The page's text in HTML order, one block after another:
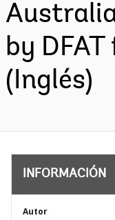
by
(Inglés)
INFORMACIÓN
Autor